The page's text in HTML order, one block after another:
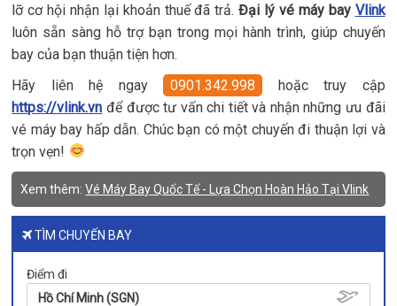
lỡ cơ hội nhận lại khoản thuế đã trả.Đại lý vé máy bay Vlink
luôn sẵn sàng hỗ trợ bạn trong mọi hành trình, giúp chuyến
bay của bạn thuận tiện hơn.
Hãy liên hệ ngay
0901.342.998
hoặc truy cập
https://vlink.vn để được tư vấn chi tiết và nhận những ưu đãi
vé máy bay hấp dẫn. Chúc bạn có một chuyến đi thuận lợi và
trọn vẹn!
Xem thêm:Vé Máy Bay Quốc Tế - Lựa Chọn Hoàn Hảo Tại Vlink
TÌM CHUYẾN BAY
Điểm đi
Hồ Chí Minh (SGN)